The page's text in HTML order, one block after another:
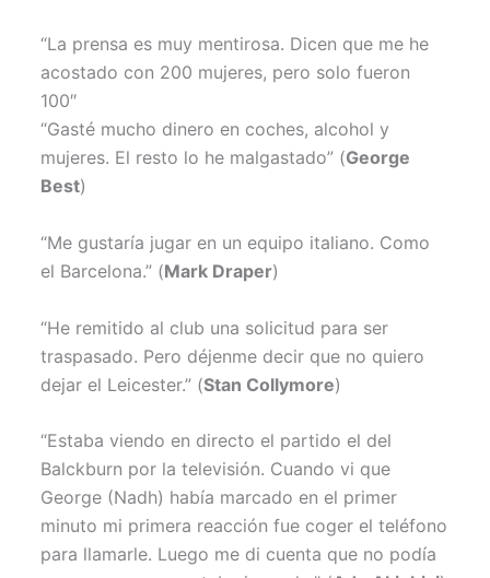
“La prensa es muy mentirosa. Dicen que me he
acostado con 200 mujeres, pero solo fueron
100″
“Gasté mucho dinero en coches, alcohol y
mujeres. El resto lo he malgastado” (George
Best)
“Me gustaría jugar en un equipo italiano. Como
el Barcelona.” (Mark Draper)
“He remitido al club una solicitud para ser
traspasado. Pero déjenme decir que no quiero
dejar el Leicester.” (Stan Collymore)
“Estaba viendo en directo el partido el del
Balckburn por la televisión. Cuando vi que
George (Nadh) había marcado en el primer
minuto mi primera reacción fue coger el teléfono
para llamarle. Luego me di cuenta que no podía